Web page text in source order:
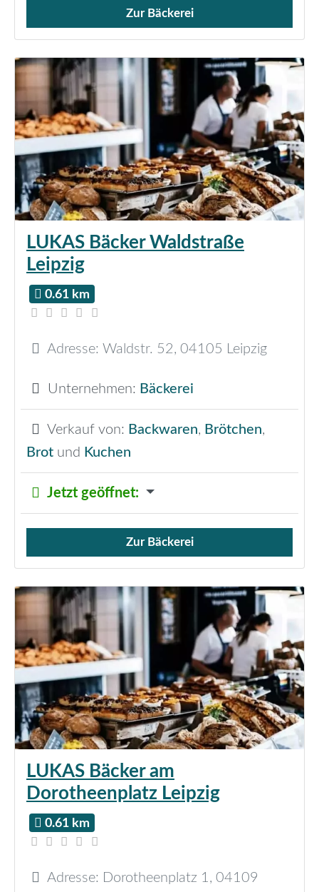
Verkauf von Brötchen,
Zur Bäckerei
LUKAS Bäcker Waldstraße
Leipzig
0.61 km
Adresse: Waldstr. 52, 04105 Leipzig
Unternehmen: Bäckerei
Verkauf von: Backwaren, Brötchen,
Brot und Kuchen
Jetzt geöffnet:
Verkauf von Brötchen,
Zur Bäckerei
LUKAS Bäcker am
Dorotheenplatz Leipzig
0.61 km
Adresse: Dorotheenplatz 1, 04109